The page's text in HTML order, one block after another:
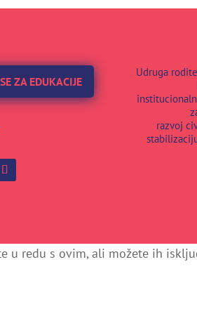
ZA EDUKACIJE
Udruga
razvoj
u redu s ovim, ali možete ih